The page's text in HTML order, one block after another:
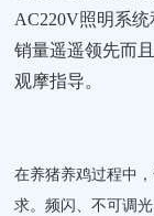
AC220V照明系
销量遥遥领先而
观摩指导。
在养猪养鸡过程中
求。频闪、不可调